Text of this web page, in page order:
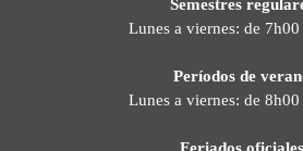
Lunes a viernes: de
Períodos de
Lunes a viernes: de
Feriados